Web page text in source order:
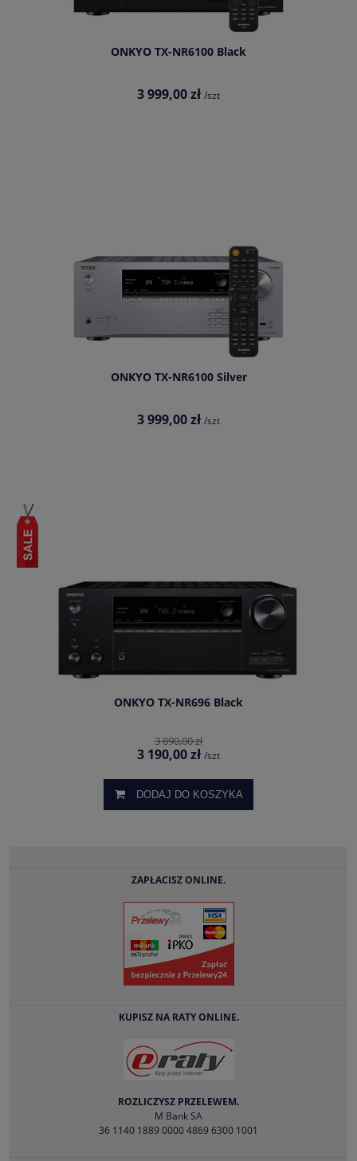
ONKYO TX-NR6100 Black
3 999,00 zł /szt
ONKYO TX-NR6100 Silver
3 999,00 zł /szt
ONKYO TX-NR696 Black
3 890,00 zł
3 190,00 zł /szt
DODAJ DO KOSZYKA
ZAPŁACISZ ONLINE.
KUPISZ NA RATY ONLINE.
ROZLICZYSZ PRZELEWEM.
M Bank SA
36 1140 1889 0000 4869 6300 1001